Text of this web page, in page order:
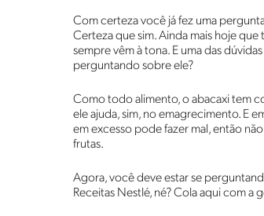
Com certeza você já fez uma
Certeza que sim. Ainda mais hoje
sempre vêm à tona. E uma das
perguntando sobre ele?
Como todo alimento, o abacaxi tem
ele ajuda, sim, no emagrecimento. E
em excesso pode fazer mal, então
frutas.
Agora, você deve estar se
Receitas Nestlé, né? Cola aqui com a